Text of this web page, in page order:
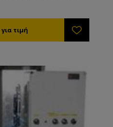
αντικειμένου:45-150χιλ.
10-25τεμ./λεπτό